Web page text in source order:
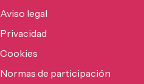
Aviso legal
Privacidad
Cookies
Normas de participación